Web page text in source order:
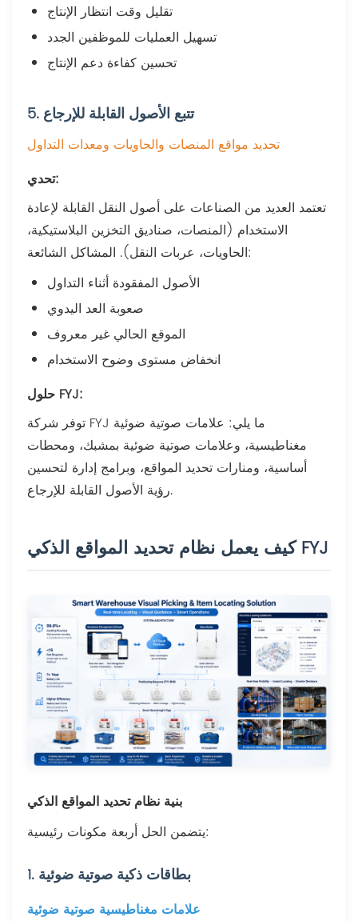
تقليل وقت انتظار الإنتاج
تسهيل العمليات للموظفين الجدد
تحسين كفاءة دعم الإنتاج
5. تتبع الأصول القابلة للإرجاع
تحديد مواقع المنصات والحاويات ومعدات التداول
تحدي:
تعتمد العديد من الصناعات على أصول النقل القابلة لإعادة
الاستخدام (المنصات، صناديق التخزين البلاستيكية،
الحاويات، عربات النقل). المشاكل الشائعة:
الأصول المفقودة أثناء التداول
صعوبة العد اليدوي
الموقع الحالي غير معروف
انخفاض مستوى وضوح الاستخدام
حلول FYJ:
توفر شركة FYJ ما يلي: علامات صوتية ضوئية
مغناطيسية، وعلامات صوتية ضوئية بمشبك، ومحطات
أساسية، ومنارات تحديد المواقع، وبرامج إدارة لتحسين
رؤية الأصول القابلة للإرجاع.
كيف يعمل نظام تحديد المواقع الذكي FYJ
بنية نظام تحديد المواقع الذكي
يتضمن الحل أربعة مكونات رئيسية:
1. بطاقات ذكية صوتية ضوئية
علامات مغناطيسية صوتية ضوئية